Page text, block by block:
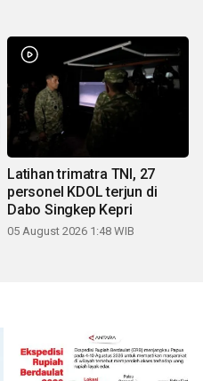
Latihan trimatra TNI, 27
personel KDOL terjun di
Dabo Singkep Kepri
05 August 2026 1:48 WIB